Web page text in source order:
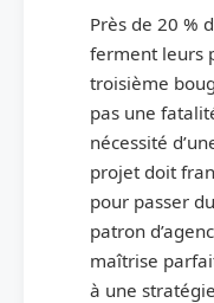
Près de 20 %
ferment leurs
troisième
pas une
nécessité
projet doit
pour passer
patron
maîtrise
à une